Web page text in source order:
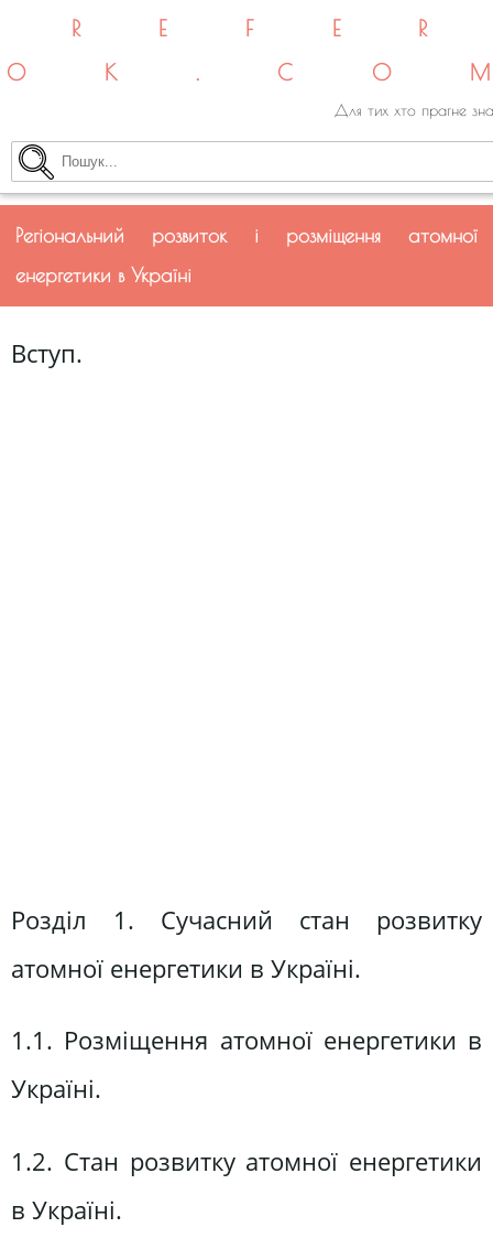
Для тих хто прагне
Регіональний розвиток і розміщення атомної
енергетики в Україні
Вступ.
Розділ 1. Сучасний стан розвитку
атомної енергетики в Україні.
1.1. Розміщення атомної енергетики в
Україні.
1.2. Стан розвитку атомної енергетики
в Україні.